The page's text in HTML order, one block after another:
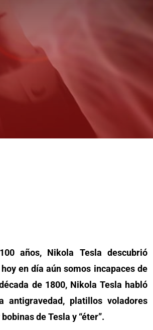
años, Nikola Tesla descubrió
en día aún somos incapaces de
de 1800, Nikola Tesla habló
antigravedad, platillos voladores
de Tesla y “éter”.